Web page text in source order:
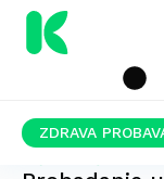
ZDRAVA